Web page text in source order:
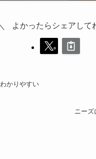
よかったらシェアして
わかりやすい
ニーズ